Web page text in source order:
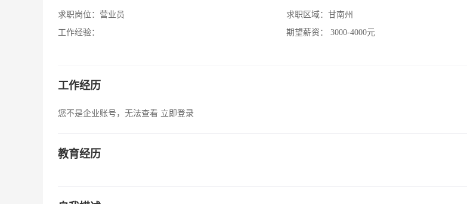
求职岗位： 营业员
工作经验：
求职区域： 甘南州
期望薪资：
3000-4000元
工作经历
您不是企业账号，无法查看 立即登录
教育经历